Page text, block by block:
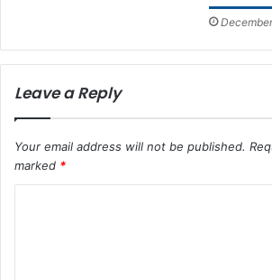
Leave a Reply
Your email address will not be published.
marked *